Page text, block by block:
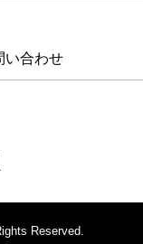
い合わせ
Reserved.